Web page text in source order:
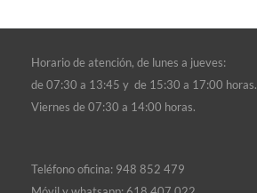
Horario de atención, de lunes a jueves:
de 07:30 a 13:45 y de 15:30 a 17:00 horas.
Viernes de 07:30 a 14:00 horas.
Teléfono oficina: 948 852 479